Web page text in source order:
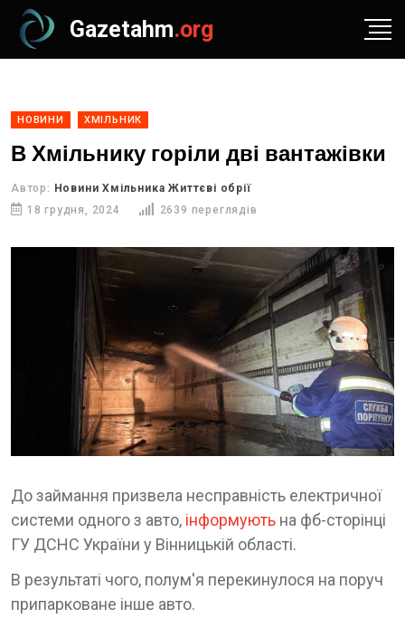
Gazetahm.org
НОВИНИ ХМІЛЬНИК
В Хмільнику горіли дві вантажівки
Автор: Новини Хмільника Життєві обрії
18 грудня, 2024
2639 переглядів
До займання призвела несправність електричної
системи одного з авто, інформують на фб-сторінці
ГУ ДСНС України у Вінницькій області.
В результаті чого, полум'я перекинулося на поруч
припарковане інше авто.